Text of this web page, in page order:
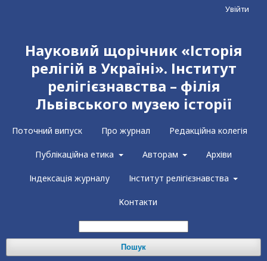
Науковий щорічник «Історія
релігій в Україні». Інститут
релігієзнавства – філія
Львівського музею історії
Поточний випуск Про журнал Редакційна колегія
Публікаційна етика Авторам Архіви
Індексація журналу Інститут релігієзнавства
Контакти
Пошук
Увійти